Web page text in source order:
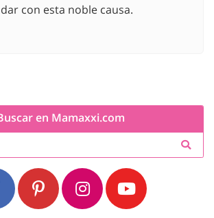
con esta noble causa.
en Mamaxxi.com